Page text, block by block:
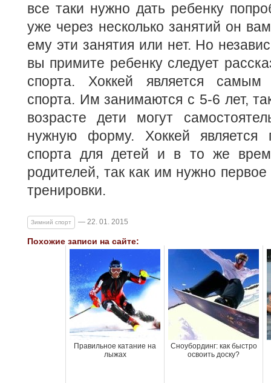
все таки нужно дать ребенку
уже через несколько занятий он
ему эти занятия или нет. Но
вы примите ребенку следует
спорта. Хоккей является
спорта. Им занимаются с 5-6 лет,
возрасте дети могут
нужную форму. Хоккей является
спорта для детей и в то же
родителей, так как им нужно
тренировки.
Зимний спорт — 22. 01. 2015
Похожие записи на сайте:
Правильное катание на
лыжах
Сноубординг: как быстро
освоить доску?